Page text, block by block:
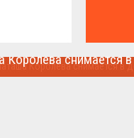
Королева снимается